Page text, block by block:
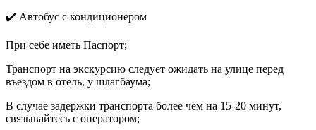
✔️ Aвтобус с кондиционером
При себе иметь Паспорт;
Транспорт на экскурсию следует ожидать на улице перед
въездом в отель, у шлагбаума;
В случае задержки транспорта более чем на 15-20 минут,
связывайтесь с оператором;